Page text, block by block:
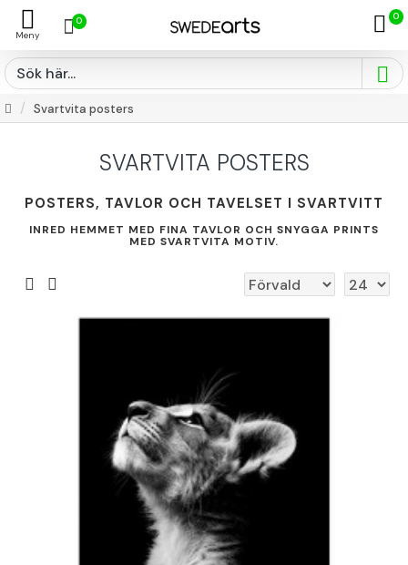
0 0
Svartvita posters
SVARTVITA POSTERS
POSTERS, TAVLOR OCH TAVELSET I SVARTVITT
INRED HEMMET MED FINA TAVLOR OCH SNYGGA PRINTS
MED SVARTVITA MOTIV.